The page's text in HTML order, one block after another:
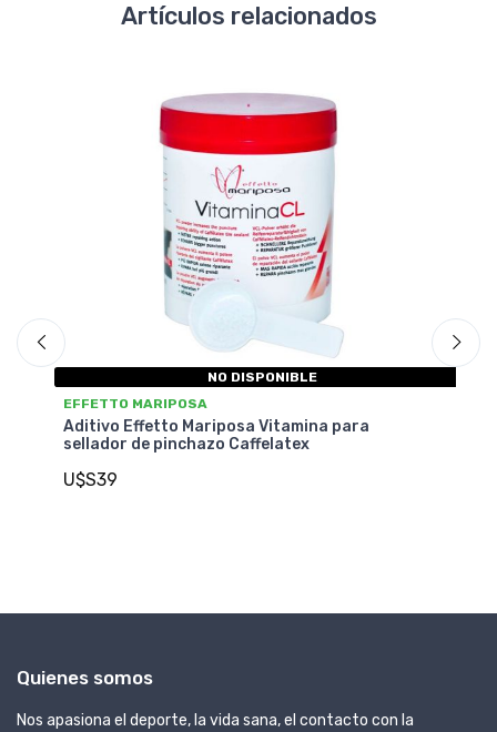
Artículos relacionados
NO DISPONIBLE
EFFETTO MARIPOSA
Aditivo Effetto Mariposa Vitamina para
sellador de pinchazo Caffelatex
U$S39
Quienes somos
Nos apasiona el deporte, la vida sana, el contacto con la